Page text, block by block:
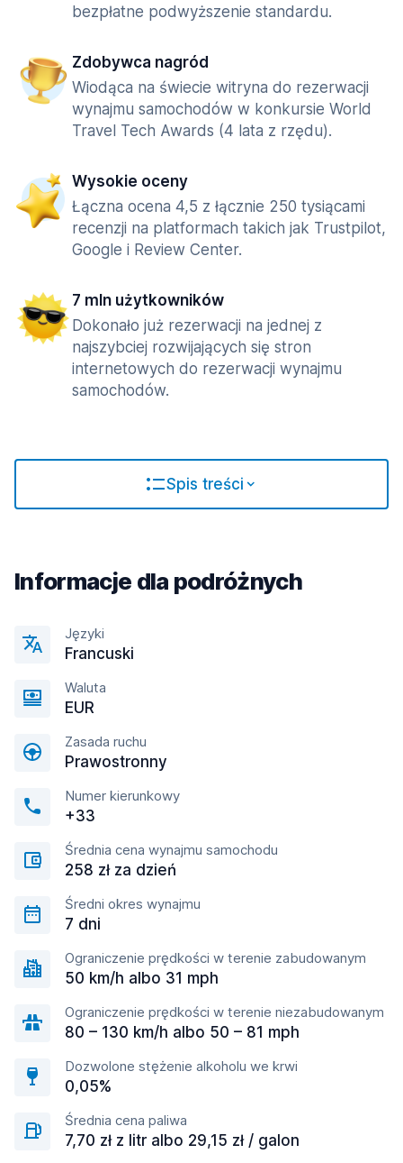
bezpłatne podwyższenie standardu.
Zdobywca nagród
Wiodąca na świecie witryna do rezerwacji
wynajmu samochodów w konkursie World
Travel Tech Awards (4 lata z rzędu).
Wysokie oceny
Łączna ocena 4,5 z łącznie 250 tysiącami
recenzji na platformach takich jak Trustpilot,
Google i Review Center.
7 mln użytkowników
Dokonało już rezerwacji na jednej z
najszybciej rozwijających się stron
internetowych do rezerwacji wynajmu
samochodów.
Spis treści
Informacje dla podróżnych
Języki
Francuski
Waluta
EUR
Zasada ruchu
Prawostronny
Numer kierunkowy
+33
Średnia cena wynajmu samochodu
258 zł za dzień
Średni okres wynajmu
7 dni
Ograniczenie prędkości w terenie zabudowanym
50 km/h albo 31 mph
Ograniczenie prędkości w terenie niezabudowanym
80 – 130 km/h albo 50 – 81 mph
Dozwolone stężenie alkoholu we krwi
0,05%
Średnia cena paliwa
7,70 zł z litr albo 29,15 zł / galon